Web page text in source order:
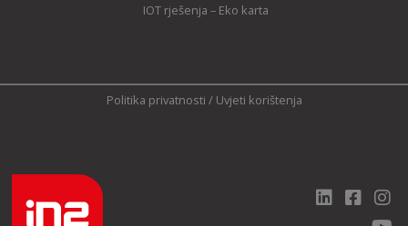
IOT rješenja – Eko karta
Politika privatnosti / Uvjeti korištenja